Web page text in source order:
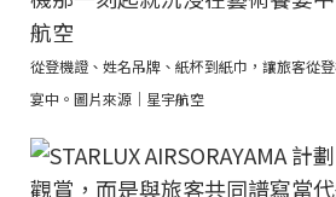
從登機證、姓名吊牌、紙杯到紙巾，讓旅客從
宴中。圖片來源｜星宇航空